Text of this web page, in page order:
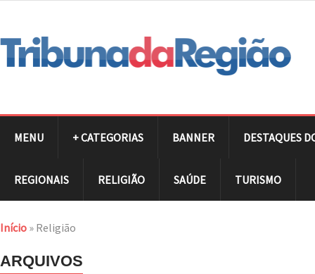
MENU + CATEGORIAS BANNER DESTAQUES
REGIONAIS RELIGIÃO SAÚDE TURISMO
Início » Religião
ARQUIVOS